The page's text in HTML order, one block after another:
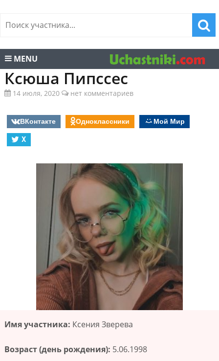
MENU
Ксюша Пипссес
14 июля, 2020 нет комментариев
ВКонтакте Одноклассники
Мой Мир
X
Имя участника: Ксения Зверева
Возраст (день рождения): 5.06.1998